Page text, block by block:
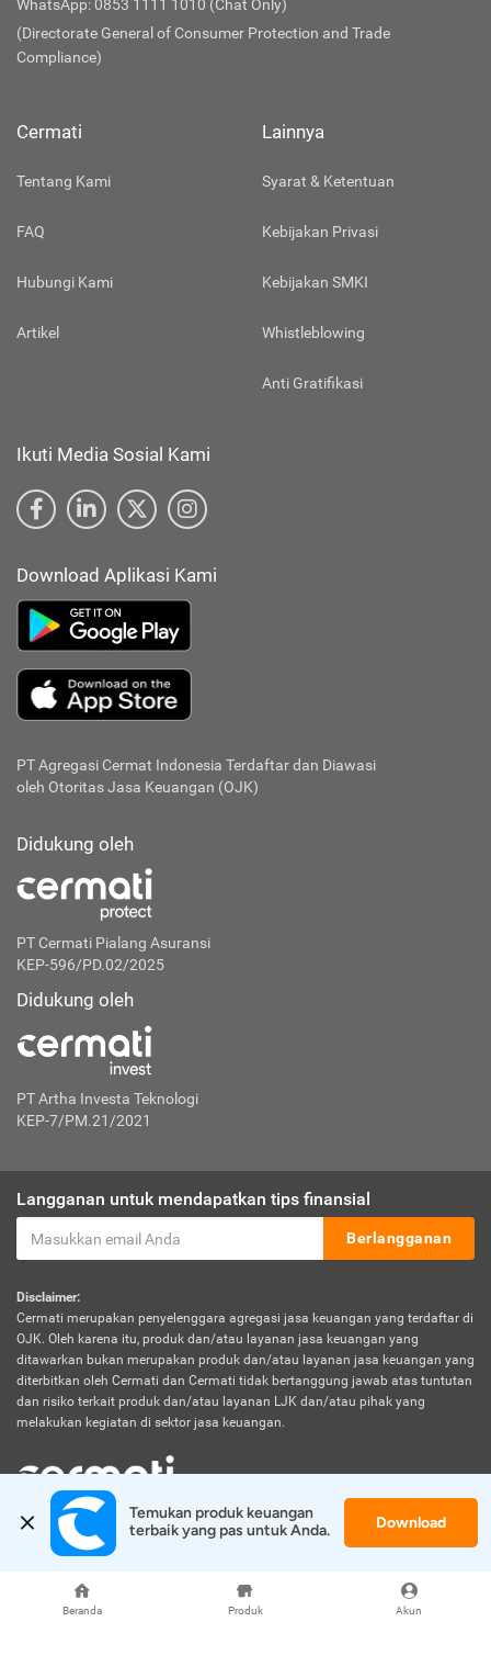
Beranda Produk Akun
WhatsApp: 0853 1111 1010 (Chat Only)
(Directorate General of Consumer Protection and Trade
Compliance)
Cermati
Tentang Kami
FAQ
Hubungi Kami
Artikel
Lainnya
Syarat & Ketentuan
Kebijakan Privasi
Kebijakan SMKI
Whistleblowing
Anti Gratifikasi
Ikuti Media Sosial Kami
Download Aplikasi Kami
PT Agregasi Cermat Indonesia Terdaftar dan Diawasi
oleh Otoritas Jasa Keuangan (OJK)
Didukung oleh
PT Cermati Pialang Asuransi
KEP-596/PD.02/2025
Didukung oleh
PT Artha Investa Teknologi
KEP-7/PM.21/2021
Langganan untuk mendapatkan tips finansial
Berlangganan
Disclaimer:
Cermati merupakan penyelenggara agregasi jasa keuangan yang terdaftar di
OJK. Oleh karena itu, produk dan/atau layanan jasa keuangan yang
ditawarkan bukan merupakan produk dan/atau layanan jasa keuangan yang
diterbitkan oleh Cermati dan Cermati tidak bertanggung jawab atas tuntutan
dan risiko terkait produk dan/atau layanan LJK dan/atau pihak yang
melakukan kegiatan di sektor jasa keuangan.
© 2026 Cermati. All Rights Reserved.
Temukan produk keuangan
terbaik yang pas untuk Anda.
Download